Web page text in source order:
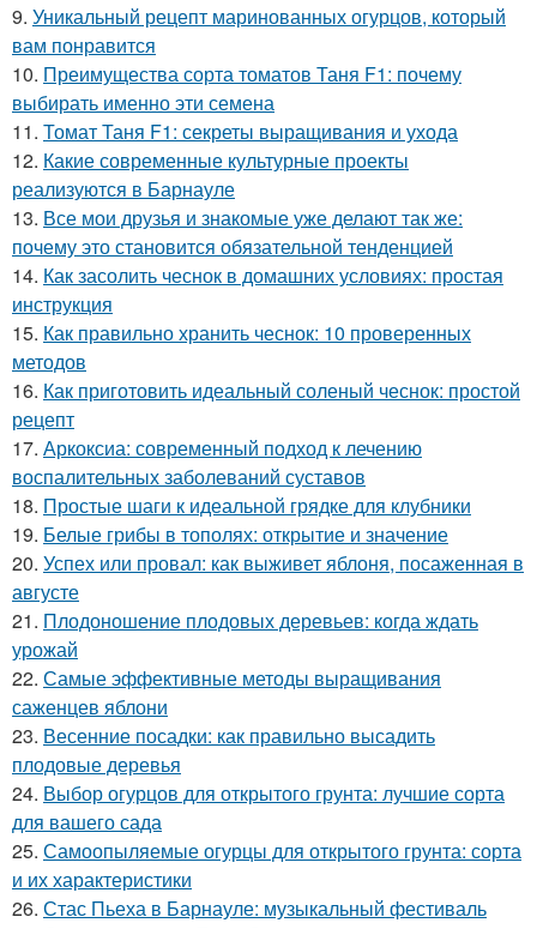
9. Уникальный рецепт маринованных огурцов, который
вам понравится
10. Преимущества сорта томатов Таня F1: почему
выбирать именно эти семена
11. Томат Таня F1: секреты выращивания и ухода
12. Какие современные культурные проекты
реализуются в Барнауле
13. Все мои друзья и знакомые уже делают так же:
почему это становится обязательной тенденцией
14. Как засолить чеснок в домашних условиях: простая
инструкция
15. Как правильно хранить чеснок: 10 проверенных
методов
16. Как приготовить идеальный соленый чеснок: простой
рецепт
17. Аркоксиа: современный подход к лечению
воспалительных заболеваний суставов
18. Простые шаги к идеальной грядке для клубники
19. Белые грибы в тополях: открытие и значение
20. Успех или провал: как выживет яблоня, посаженная в
августе
21. Плодоношение плодовых деревьев: когда ждать
урожай
22. Самые эффективные методы выращивания
саженцев яблони
23. Весенние посадки: как правильно высадить
плодовые деревья
24. Выбор огурцов для открытого грунта: лучшие сорта
для вашего сада
25. Самоопыляемые огурцы для открытого грунта: сорта
и их характеристики
26. Стас Пьеха в Барнауле: музыкальный фестиваль